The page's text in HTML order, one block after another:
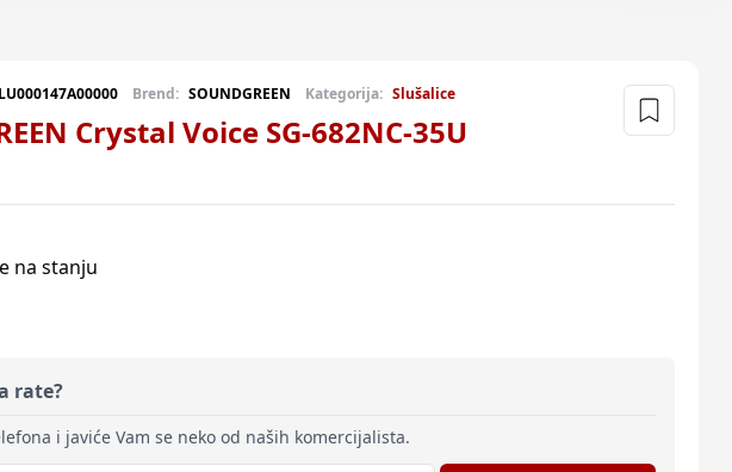
Brend: SOUNDGREEN Kategorija: Slušalice
Crystal Voice SG-682NC-35U
na stanju
rate?
i javiće Vam se neko od naših komercijalista.